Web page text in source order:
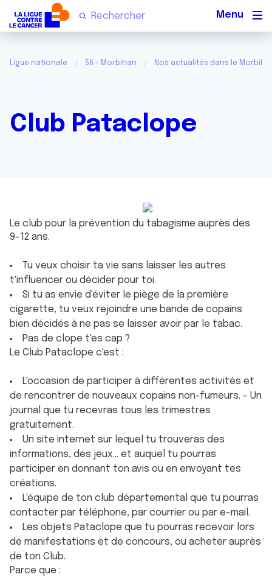
Ligue nationale 56 - Morbihan Nos actualités dans le
Club Pataclope
Le club pour la prévention du tabagisme auprès des
9-12 ans.
Tu veux choisir ta vie sans laisser les autres
t'influencer ou décider pour toi.
Si tu as envie d'éviter le piège de la première
cigarette, tu veux rejoindre une bande de copains
bien décidés à ne pas se laisser avoir par le tabac.
Pas de clope t'es cap ?
Le Club Pataclope c'est :
L'occasion de participer à différentes activités et
de rencontrer de nouveaux copains non-fumeurs. - Un
journal que tu recevras tous les trimestres
gratuitement.
Un site internet sur lequel tu trouveras des
informations, des jeux... et auquel tu pourras
participer en donnant ton avis ou en envoyant tes
créations.
L'équipe de ton club départemental que tu pourras
contacter par téléphone, par courrier ou par e-mail.
Les objets Pataclope que tu pourras recevoir lors
de manifestations et de concours, ou acheter auprès
de ton Club.
Parce que :